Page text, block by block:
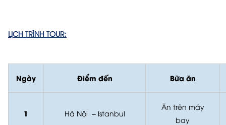
LỊCH TRÌNH TOUR:
Ngày Điểm đến Bữa ăn
1 Hà Nội – Istanbul
Ăn trên máy
bay